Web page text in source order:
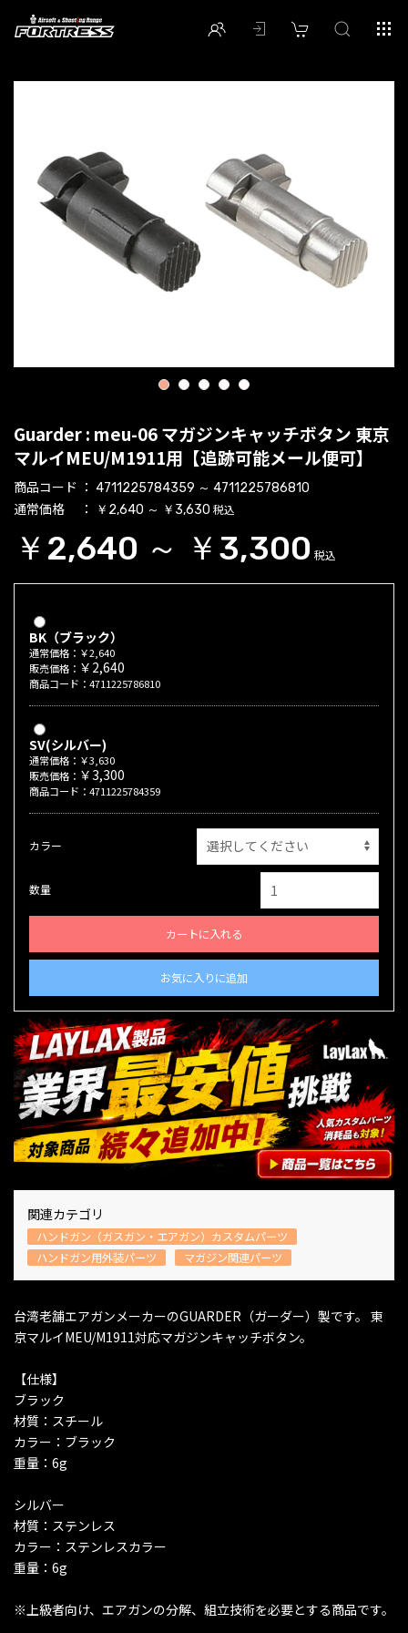
1 2 3 4 5
Guarder : meu-06 マガジンキャッチボタン 東京
マルイMEU/M1911用【追跡可能メール便可】
商品コード 4711225784359 ～ 4711225786810
通常価格 ￥2,640 ～ ￥3,630 税込
￥2,640 ～ ￥3,300 税込
BK（ブラック）
通常価格：￥2,640
販売価格： ￥2,640
商品コード：4711225786810
SV(シルバー)
通常価格：￥3,630
販売価格： ￥3,300
商品コード：4711225784359
カラー
数量
カートに入れる
お気に入りに追加
関連カテゴリ
ハンドガン（ガスガン・エアガン）カスタムパーツ
ハンドガン用外装パーツ
マガジン関連パーツ
台湾老舗エアガンメーカーのGUARDER（ガーダー）製です。 東
京マルイMEU/M1911対応マガジンキャッチボタン。
【仕様】
ブラック
材質：スチール
カラー：ブラック
重量：6g
シルバー
材質：ステンレス
カラー：ステンレスカラー
重量：6g
※上級者向け、エアガンの分解、組立技術を必要とする商品です。